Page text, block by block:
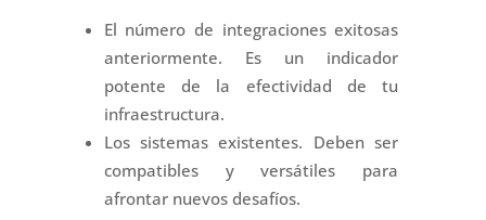
El número de integraciones exitosas
anteriormente. Es un indicador
potente de la efectividad de tu
infraestructura.
Los sistemas existentes. Deben ser
compatibles y versátiles para
afrontar nuevos desafíos.